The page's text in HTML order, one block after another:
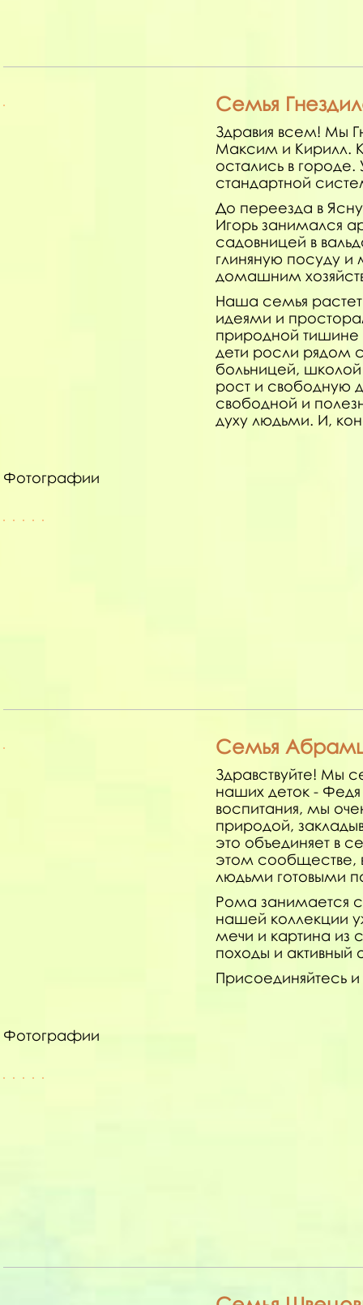
Семья
Здравия всем! Мы
Максим и Кирилл.
остались в
стандартной
До переезда в
Игорь занимался
садовницей в
глиняную посуду
домашним
Наша семья
идеями и
природной тишине
дети росли рядом
больницей,
рост и свободную
свободной и
духу людьми. И,
Фотографии
Семья
Здравствуйте! Мы
наших деток -
воспитания, мы
природой,
это объединяет в
этом сообществе,
людьми готовыми
Рома занимается
нашей коллекции
мечи и картина из
походы и активный
Присоединяйтесь
Фотографии